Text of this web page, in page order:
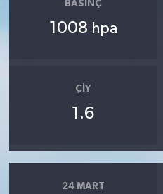
BASINÇ
1008 hpa
ÇIY
1.6
24 MART